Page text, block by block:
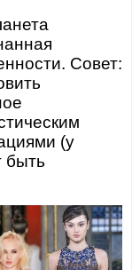
Совет:
(у
быть